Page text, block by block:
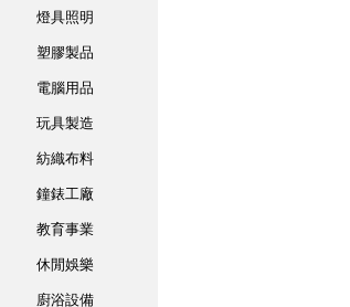
燈具照明
塑膠製品
電腦用品
玩具製造
紡織布料
鐘錶工廠
教育事業
休閒娛樂
廚浴設備